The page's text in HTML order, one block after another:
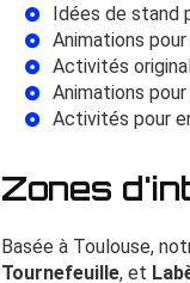
Idées de stand
Animations
Activités
Animations
Activités pour
Zones
Basée à Toulouse,
Tournefeuille, et